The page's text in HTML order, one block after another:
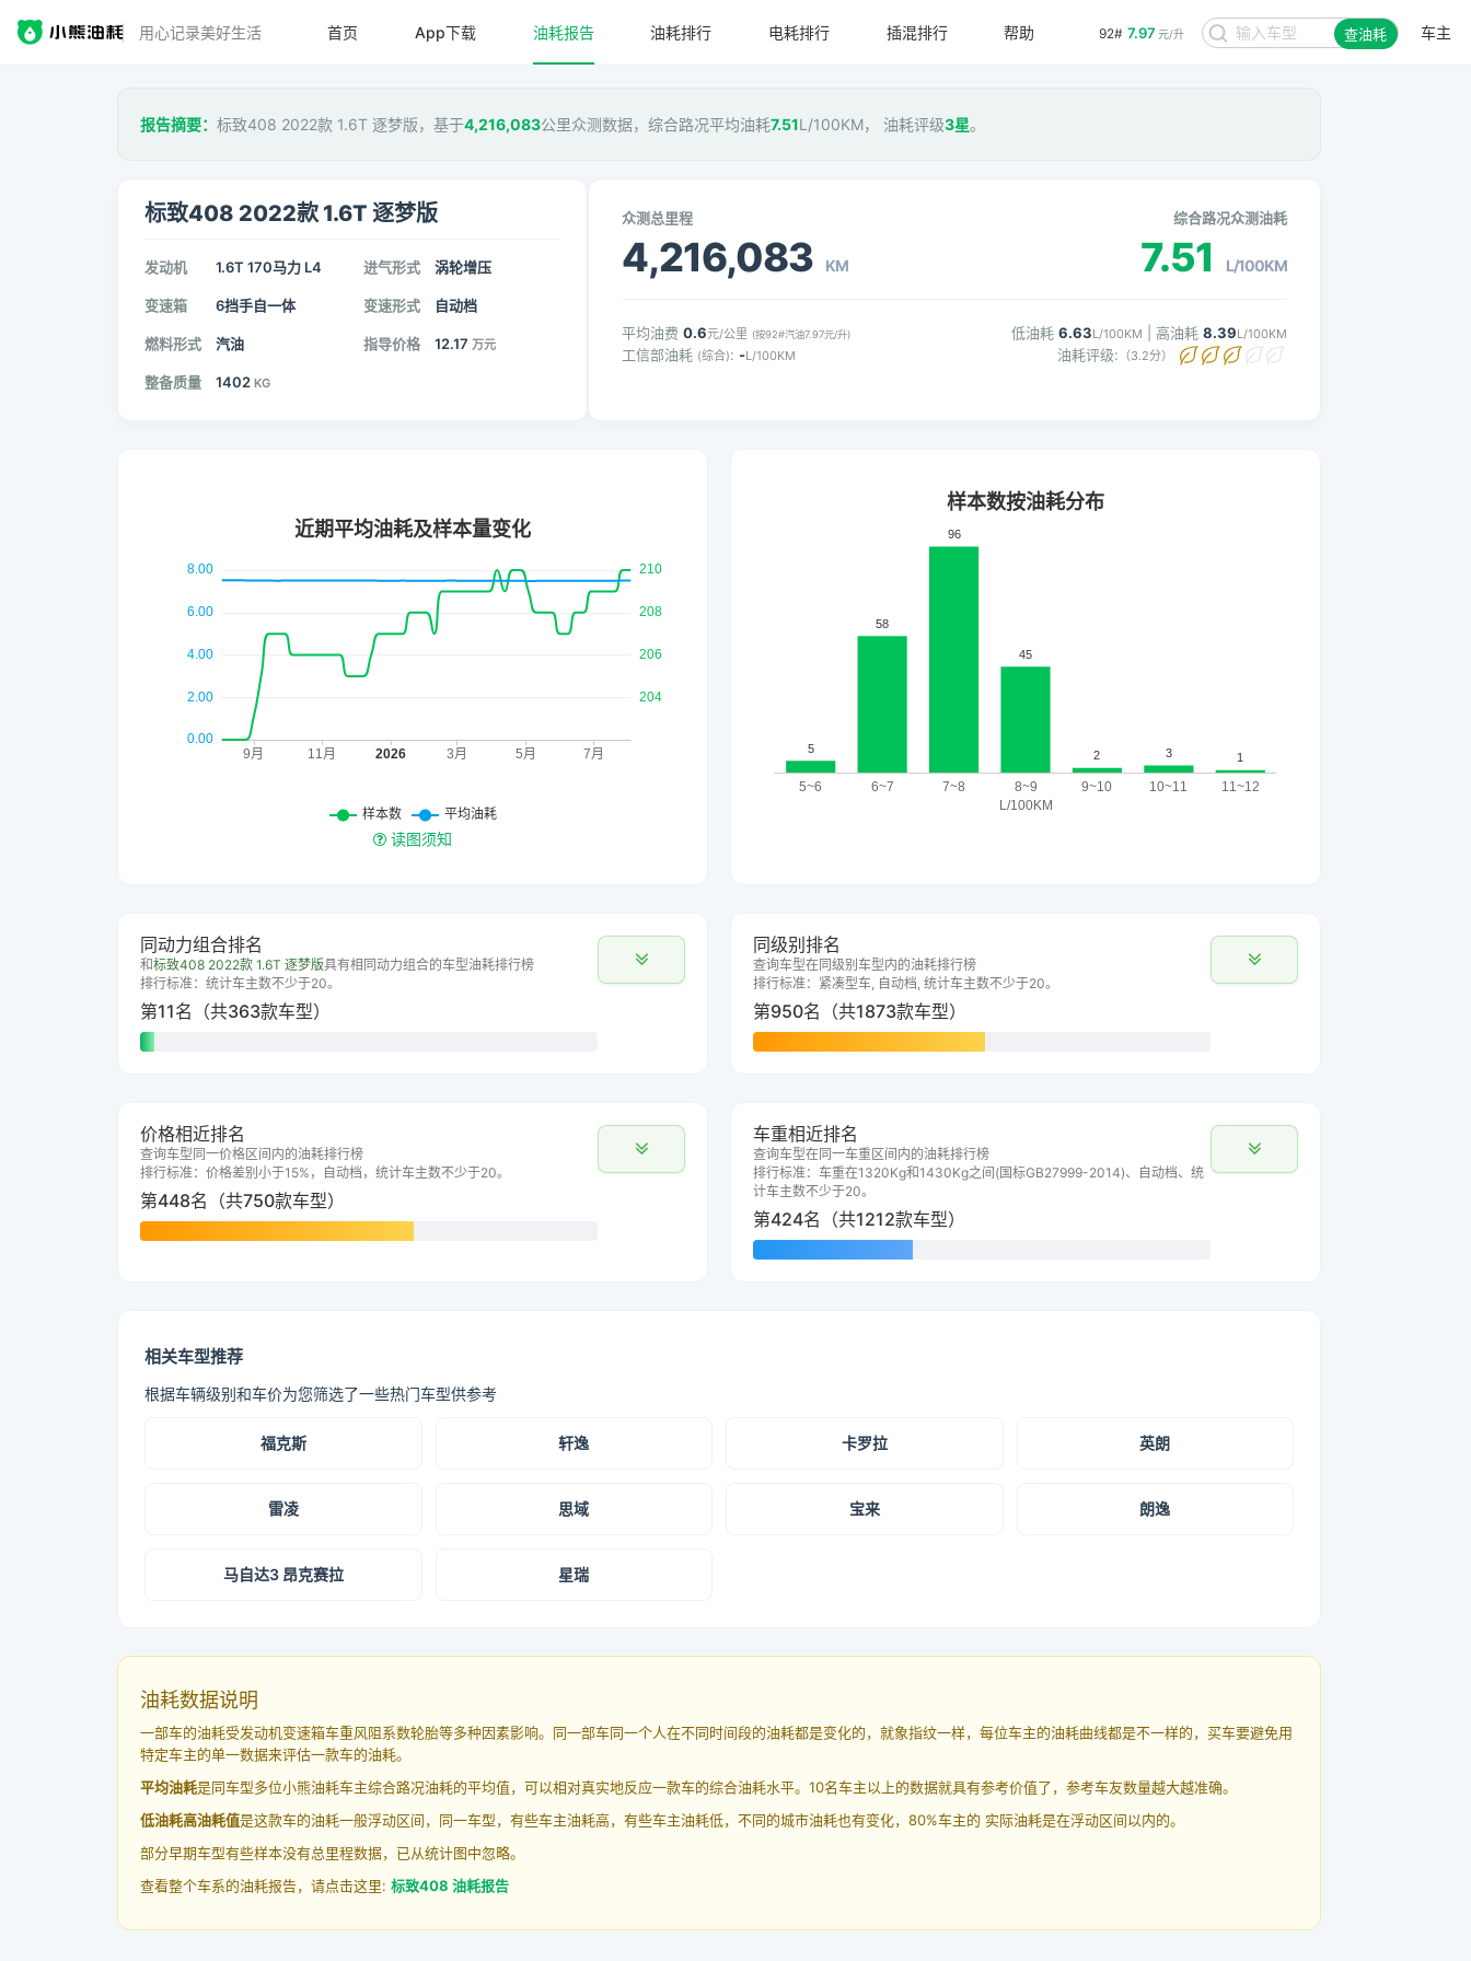
用心记录美好生活 92# 7.97 元/升 查油耗 车主
首页 App下载 油耗报告 油耗排行 电耗排行 插混排行 帮助
报告摘要： 标致408 2022款 1.6T 逐梦版，基于4,216,083公里众测数据，综合路况平均油耗7.51L/100KM， 油耗评级3星。
标致408 2022款 1.6T 逐梦版
发动机 1.6T 170马力 L4 进气形式 涡轮增压
变速箱 6挡手自一体 变速形式 自动档
燃料形式 汽油 指导价格 12.17 万元
整备质量 1402 KG
众测总里程
4,216,083 KM
综合路况众测油耗
7.51 L/100KM
平均油费 0.6元/公里 (按92#汽油7.97元/升)
工信部油耗 (综合): -L/100KM
低油耗 6.63L/100KM | 高油耗 8.39L/100KM
油耗评级: （3.2分）
读图须知
同动力组合排名
和标致408 2022款 1.6T 逐梦版具有相同动力组合的车型油耗排行榜
排行标准：统计车主数不少于20。
第11名（共363款车型）
同级别排名
查询车型在同级别车型内的油耗排行榜
排行标准：紧凑型车, 自动档, 统计车主数不少于20。
第950名（共1873款车型）
价格相近排名
查询车型同一价格区间内的油耗排行榜
排行标准：价格差别小于15%，自动档，统计车主数不少于20。
第448名（共750款车型）
车重相近排名
查询车型在同一车重区间内的油耗排行榜
排行标准：车重在1320Kg和1430Kg之间(国标GB27999-2014)、自动档、统
计车主数不少于20。
第424名（共1212款车型）
相关车型推荐
根据车辆级别和车价为您筛选了一些热门车型供参考
福克斯 轩逸 卡罗拉 英朗
雷凌 思域 宝来 朗逸
马自达3 昂克赛拉 星瑞
油耗数据说明
一部车的油耗受发动机变速箱车重风阻系数轮胎等多种因素影响。同一部车同一个人在不同时间段的油耗都是变化的，就象指纹一样，每位车主的油耗曲线都是不一样的，买车要避免用
特定车主的单一数据来评估一款车的油耗。
平均油耗是同车型多位小熊油耗车主综合路况油耗的平均值，可以相对真实地反应一款车的综合油耗水平。10名车主以上的数据就具有参考价值了，参考车友数量越大越准确。
低油耗高油耗值是这款车的油耗一般浮动区间，同一车型，有些车主油耗高，有些车主油耗低，不同的城市油耗也有变化，80%车主的 实际油耗是在浮动区间以内的。
部分早期车型有些样本没有总里程数据，已从统计图中忽略。
查看整个车系的油耗报告，请点击这里: 标致408 油耗报告